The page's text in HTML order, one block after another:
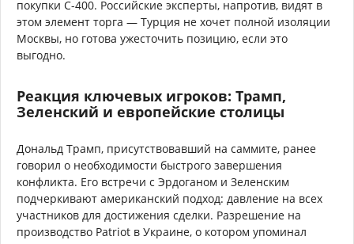
покупки С-400. Российские эксперты, напротив, видят в
этом элемент торга — Турция не хочет полной изоляции
Москвы, но готова ужесточить позицию, если это
выгодно.
Реакция ключевых игроков: Трамп,
Зеленский и европейские столицы
Дональд Трамп, присутствовавший на саммите, ранее
говорил о необходимости быстрого завершения
конфликта. Его встречи с Эрдоганом и Зеленским
подчеркивают американский подход: давление на всех
участников для достижения сделки. Разрешение на
производство Patriot в Украине, о котором упоминал